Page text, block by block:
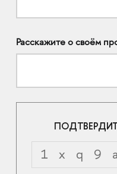
Расскажите о своём